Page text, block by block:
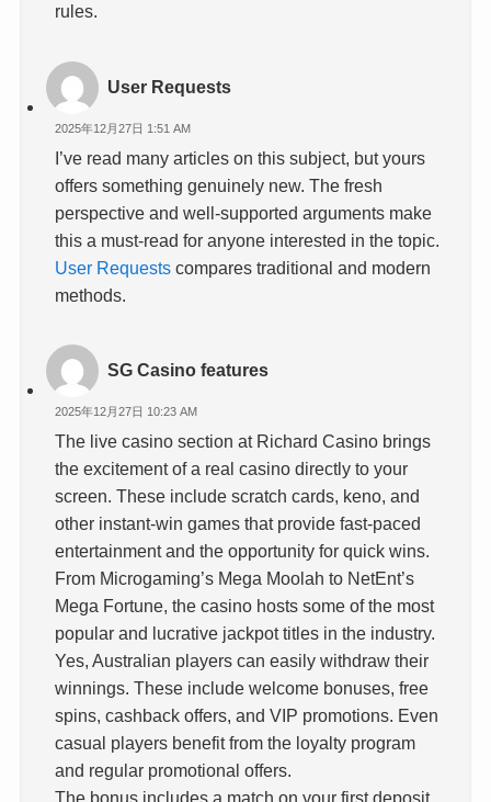
rules.
User Requests
2025年12月27日 1:51 AM
I’ve read many articles on this subject, but yours
offers something genuinely new. The fresh
perspective and well-supported arguments make
this a must-read for anyone interested in the topic.
User Requests compares traditional and modern
methods.
SG Casino features
2025年12月27日 10:23 AM
The live casino section at Richard Casino brings
the excitement of a real casino directly to your
screen. These include scratch cards, keno, and
other instant-win games that provide fast-paced
entertainment and the opportunity for quick wins.
From Microgaming’s Mega Moolah to NetEnt’s
Mega Fortune, the casino hosts some of the most
popular and lucrative jackpot titles in the industry.
Yes, Australian players can easily withdraw their
winnings. These include welcome bonuses, free
spins, cashback offers, and VIP promotions. Even
casual players benefit from the loyalty program
and regular promotional offers.
The bonus includes a match on your first deposit